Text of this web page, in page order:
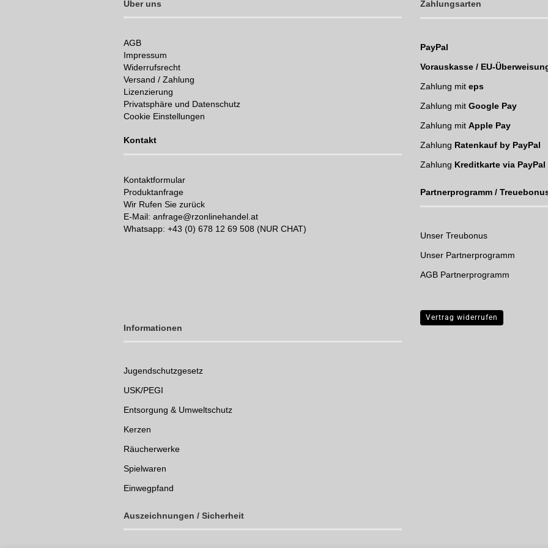
Über uns
AGB
Impressum
Widerrufsrecht
Versand / Zahlung
Lizenzierung
Privatsphäre und Datenschutz
Cookie Einstellungen
Kontakt
Kontaktformular
Produktanfrage
Wir Rufen Sie zurück
E-Mail: anfrage@rzonlinehandel.at
Whatsapp: +43 (0) 678 12 69 508 (NUR CHAT)
Zahlungsarten
PayPal
Vorauskasse / EU-
Zahlung mit eps
Zahlung mit Google Pay
Zahlung mit Apple Pay
Zahlung Ratenkauf by PayPal
Zahlung Kreditkarte via PayPal
Partnerprogramm /
Unser Treubonus
Unser Partnerprogramm
AGB Partnerprogramm
Informationen
Jugendschutzgesetz
USK/PEGI
Entsorgung & Umweltschutz
Kerzen
Räucherwerke
Spielwaren
Einwegpfand
Auszeichnungen / Sicherheit
Vertrag widerrufen